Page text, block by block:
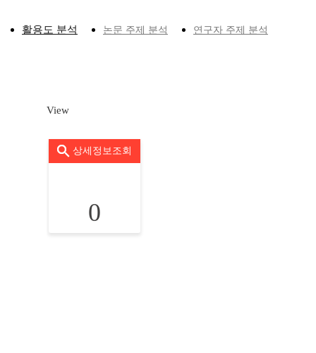
활용도 분석 논문 주제 분석 연구자 주제 분석
View
상세정보조회
0